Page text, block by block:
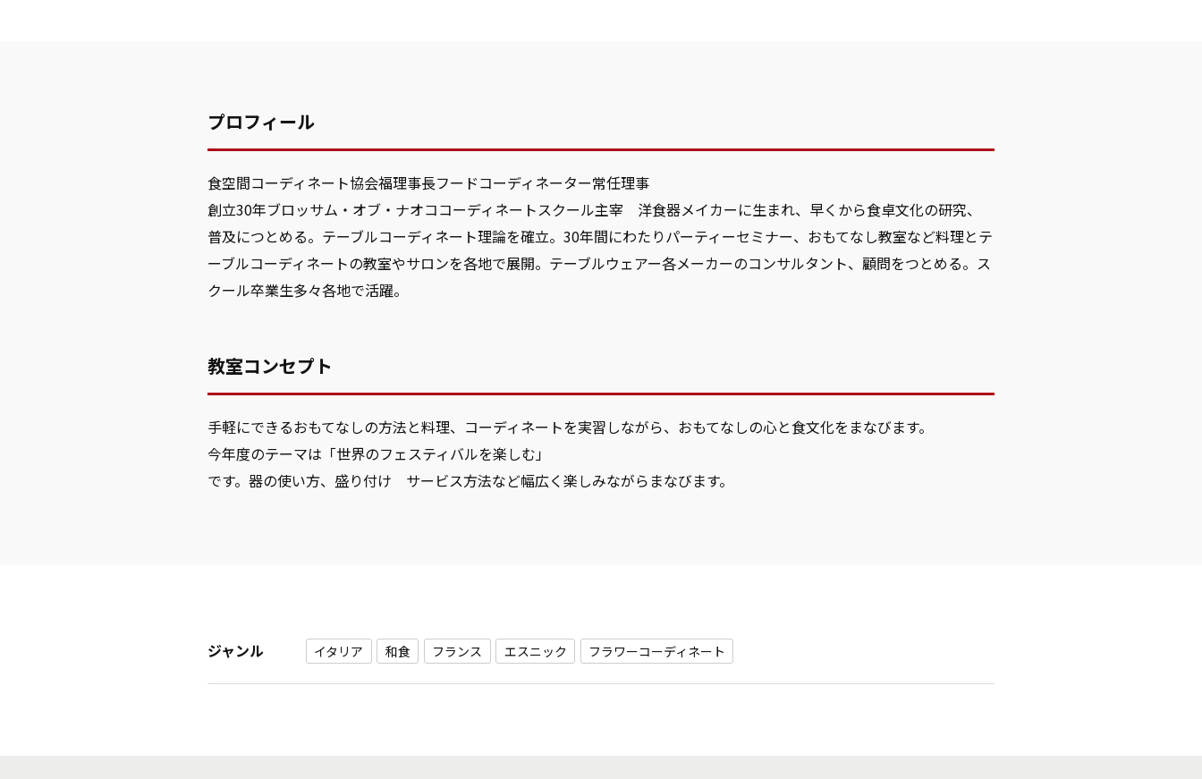
プロフィール
食空間コーディネート協会福理事長フードコーディネーター常任理事
創立30年ブロッサム・オブ・ナオココーディネートスクール主宰 洋食器メイカーに生まれ、早くから食卓文化の研究、
普及につとめる。テーブルコーディネート理論を確立。30年間にわたりパーティーセミナー、おもてなし教室など料理とテ
ーブルコーディネートの教室やサロンを各地で展開。テーブルウェアー各メーカーのコンサルタント、顧問をつとめる。ス
クール卒業生多々各地で活躍。
教室コンセプト
手軽にできるおもてなしの方法と料理、コーディネートを実習しながら、おもてなしの心と食文化をまなびます。
今年度のテーマは「世界のフェスティバルを楽しむ」
です。器の使い方、盛り付け サービス方法など幅広く楽しみながらまなびます。
ジャンル イタリア 和食 フランス エスニック フラワーコーディネート